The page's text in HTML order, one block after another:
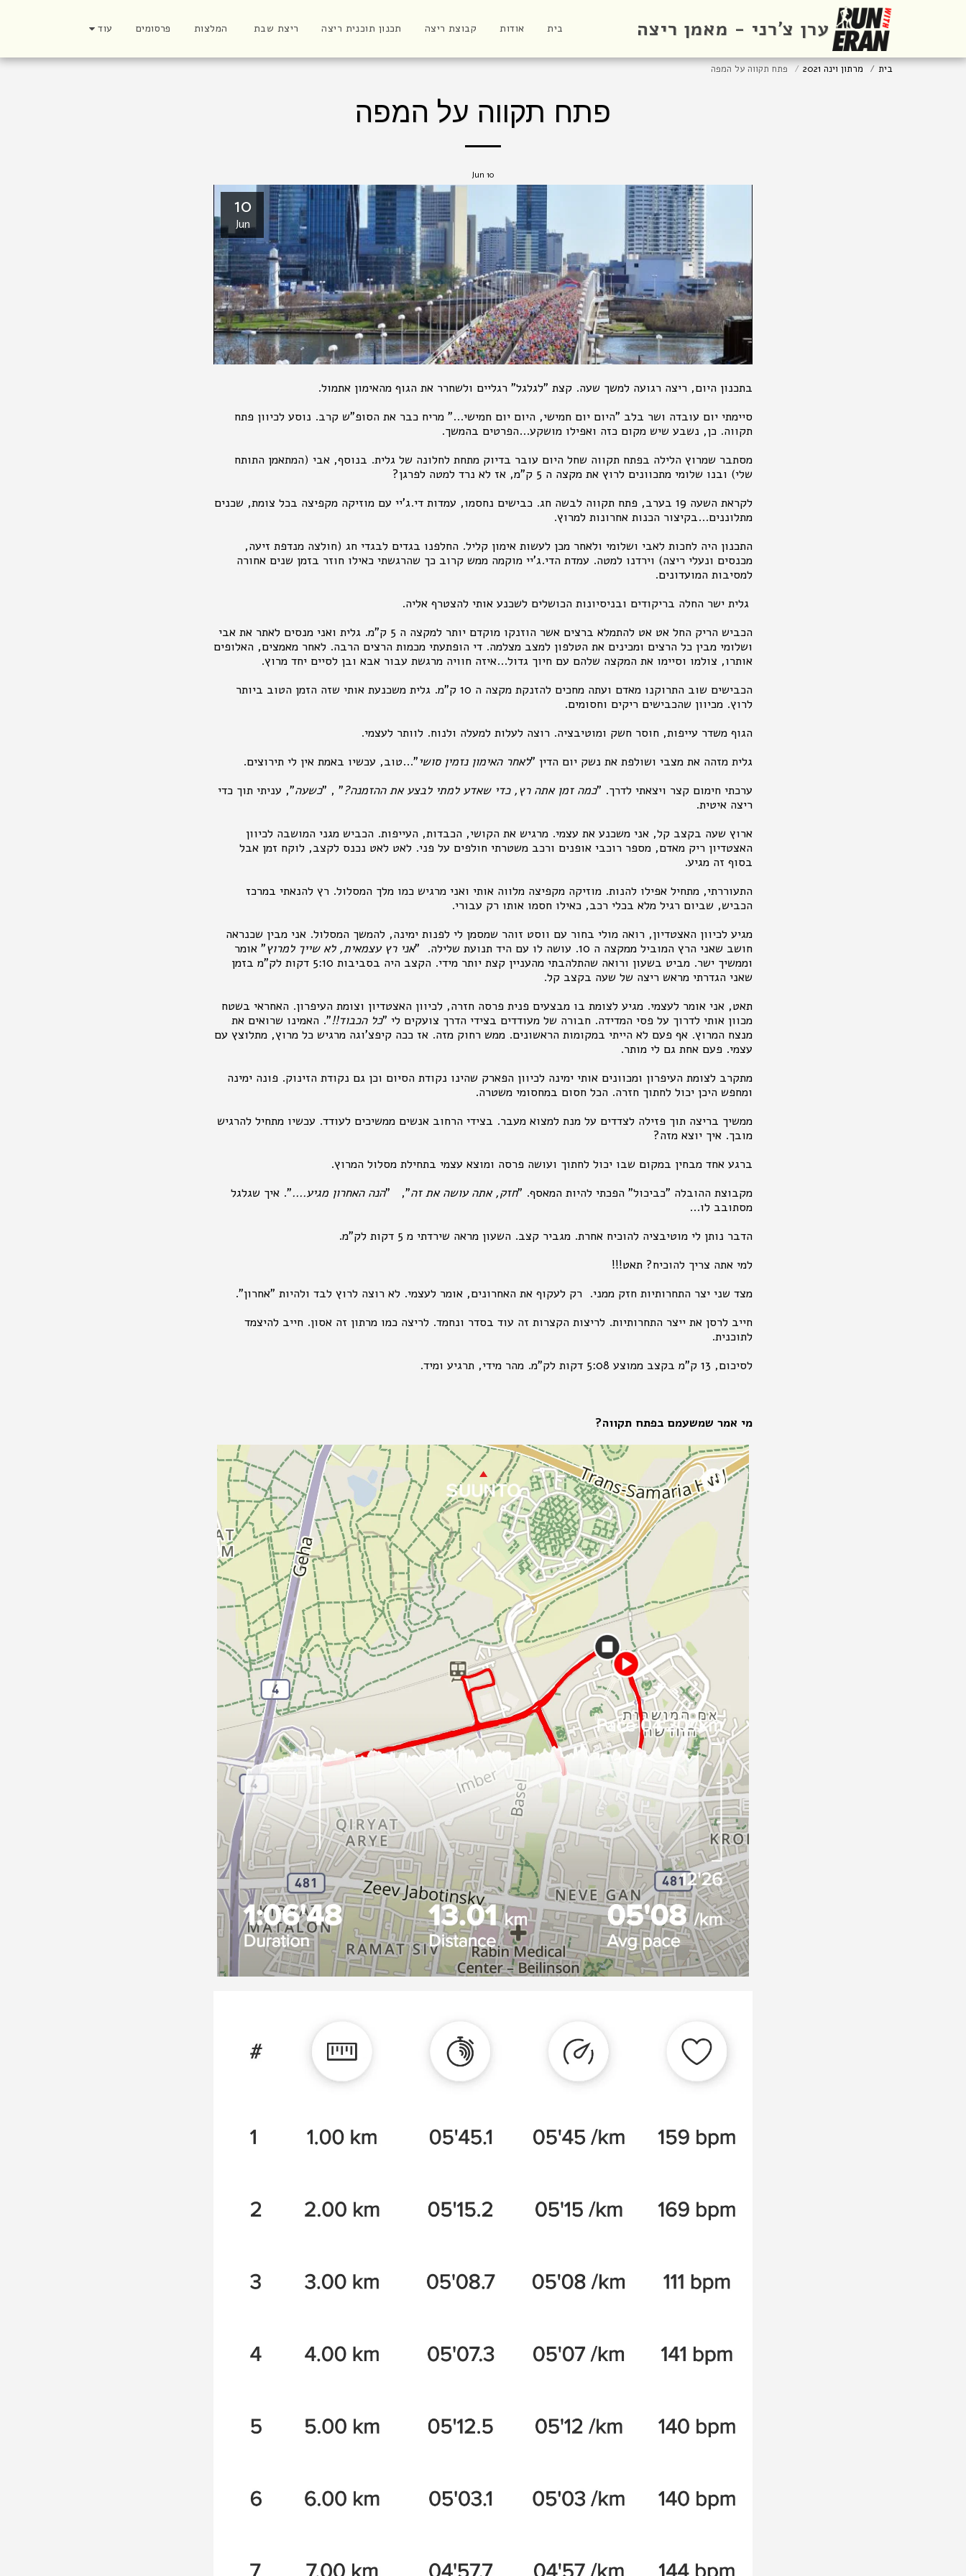
ערן צ'רני - מאמן ריצה בית אודות קבוצת ריצה תכנון תוכנית ריצה ריצת שבת המלצות פרסומים עוד
בית מרתון וינה 2021 פתח תקווה על המפה
פתח תקווה על המפה
10
Jun
10
Jun
בתכנון היום, ריצה רגועה למשך שעה. קצת "לגלגל" רגליים ולשחרר את הגוף מהאימון אתמול.
סיימתי יום עובדה ושר בלב "היום יום חמישי, היום יום חמישי..." מריח כבר את הסופ"ש קרב. נוסע לכיוון פתח
תקווה. כן, נשבע שיש מקום כזה ואפילו מושקע...הפרטים בהמשך.
מסתבר שמרוץ הלילה בפתח תקווה שחל היום עובר בדיוק מתחת לחלונה של גלית. בנוסף, אבי (המתאמן התותח
שלי) ובנו שלומי מתכוונים לרוץ את מקצה ה 5 ק"מ, אז לא נרד למטה לפרגן?
לקראת השעה 19 בערב, פתח תקווה לבשה חג. כבישים נחסמו, עמדות די.ג'יי עם מוזיקה מקפיצה בכל צומת, שכנים
מתלוננים...בקיצור הכנות אחרונות למרוץ.
התכנון היה לחכות לאבי ושלומי ולאחר מכן לעשות אימון קליל. החלפנו בגדים לבגדי חג (חולצה מנדפת זיעה,
מכנסים ונעלי ריצה) וירדנו למטה. עמדת הדי.ג'יי מוקמה ממש קרוב כך שהרגשתי כאילו חוזר בזמן שנים אחורה
למסיבות המועדונים.
גלית ישר החלה בריקודים ובניסיונות הכושלים לשכנע אותי להצטרף אליה.
הכביש הריק החל אט אט להתמלא ברצים אשר הוזנקו מוקדם יותר למקצה ה 5 ק"מ. גלית ואני מנסים לאתר את אבי
ושלומי מבין כל הרצים ומכינים את הטלפון למצב מצלמה. די הופתעתי מכמות הרצים הרבה. לאחר מאמצים, האלופים
אותרו, צולמו וסיימו את המקצה שלהם עם חיוך גדול...איזה חוויה מרגשת עבור אבא ובן לסיים יחד מרוץ.
הכבישים שוב התרוקנו מאדם ועתה מחכים להזנקת מקצה ה 10 ק"מ. גלית משכנעת אותי שזה הזמן הטוב ביותר
לרוץ. מכיוון שהכבישים ריקים וחסומים.
הגוף משדר עייפות, חוסר חשק ומוטיבציה. רוצה לעלות למעלה ולנוח. לוותר לעצמי.
גלית מזהה את מצבי ושולפת את נשק יום הדין "לאחר האימון נזמין סושי"...טוב, עכשיו באמת אין לי תירוצים.
ערכתי חימום קצר ויצאתי לדרך. "כמה זמן אתה רץ, כדי שאדע למתי לבצע את ההזמנה?" , "כשעה", עניתי תוך כדי
ריצה איטית.
ארוץ שעה בקצב קל, אני משכנע את עצמי. מרגיש את הקושי, הכבדות, העייפות. הכביש מגני המושבה לכיוון
האצטדיון ריק מאדם, מספר רוכבי אופנים ורכב משטרתי חולפים על פני. לאט לאט נכנס לקצב, לוקח זמן אבל
בסוף זה מגיע.
התעוררתי, מתחיל אפילו להנות. מוזיקה מקפיצה מלווה אותי ואני מרגיש כמו מלך המסלול. רץ להנאתי במרכז
הכביש, שביום רגיל מלא בכלי רכב, כאילו חסמו אותו רק עבורי.
מגיע לכיוון האצטדיון, רואה מולי בחור עם ווסט זוהר שמסמן לי לפנות ימינה, להמשך המסלול. אני מבין שכנראה
חושב שאני הרץ המוביל ממקצה ה 10. עושה לו עם היד תנועת שלילה. "
אני רץ עצמאית, לא שייך למרוץ" אומר
וממשיך ישר. מביט בשעון ורואה שהתלהבתי מהעניין קצת יותר מידי. הקצב היה בסביבות 5:10 דקות לק"מ בזמן
שאני הגדרתי מראש ריצה של שעה בקצב קל.
תאט, אני אומר לעצמי. מגיע לצומת בו מבצעים פנית פרסה חזרה, לכיוון האצטדיון וצומת העיפרון. האחראי בשטח
מכוון אותי לדרוך על פסי המדידה. חבורה של מעודדים בצידי הדרך צועקים לי "כל הכבוד!!". האמינו שרואים את
מנצח המרוץ. אף פעם לא הייתי במקומות הראשונים. ממש רחוק מזה. אז ככה קיפצ'וגה מרגיש כל מרוץ, מתלוצץ עם
עצמי. פעם אחת גם לי מותר.
מתקרב לצומת העיפרון ומכוונים אותי ימינה לכיוון הפארק שהינו נקודת הסיום וכן גם נקודת הזינוק. פונה ימינה
ומחפש היכן יכול לחתוך חזרה. הכל חסום במחסומי משטרה.
ממשיך בריצה תוך פזילה לצדדים על מנת למצוא מעבר. בצידי הרחוב אנשים ממשיכים לעודד. עכשיו מתחיל להרגיש
מובך. איך יוצא מזה?
ברגע אחד מבחין במקום שבו יכול לחתוך ועושה פרסה ומוצא עצמי בתחילת מסלול המרוץ.
מקבוצת ההובלה "כביכול" הפכתי להיות המאסף. "חזק, אתה עושה את זה", "הנה האחרון מגיע....". איך שגלגל
מסתובב לו...
הדבר נותן לי מוטיבציה להוכיח אחרת. מגביר קצב. השעון מראה שירדתי מ 5 דקות לק"מ.
למי אתה צריך להוכיח? תאט!!!
מצד שני יצר התחרותיות חזק ממני. רק לעקוף את האחרונים, אומר לעצמי. לא רוצה לרוץ לבד ולהיות "אחרון".
חייב לרסן את ייצר התחרותיות. לריצות הקצרות זה עוד בסדר ונחמד. לריצה כמו מרתון זה אסון. חייב להיצמד
לתוכנית.
לסיכום, 13 ק"מ בקצב ממוצע 5:08 דקות לק"מ. מהר מידי, תרגיע ומיד.
מי אמר שמשעמם בפתח תקווה?